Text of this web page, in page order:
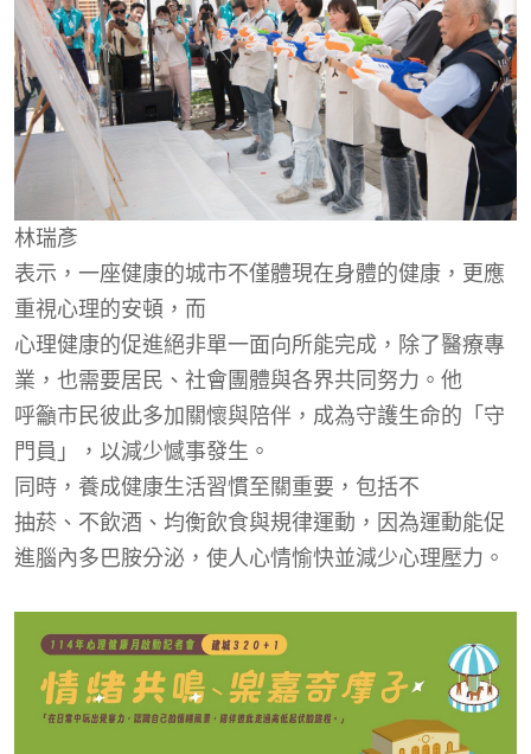
林瑞彥
表示，一座健康的城市不僅體現在身體的健康，更應
重視心理的安頓，而
心理健康的促進絕非單一面向所能完成，除了醫療專
業，也需要居民、社會團體與各界共同努力。他
呼籲市民彼此多加關懷與陪伴，成為守護生命的「守
門員」，以減少憾事發生。
同時， 養成健康生活習慣至關重要，包括不
抽菸、不飲酒、均衡飲食與規律運動，因為運動能促
進腦內多巴胺分泌，使人心情愉快並減少心理壓力。